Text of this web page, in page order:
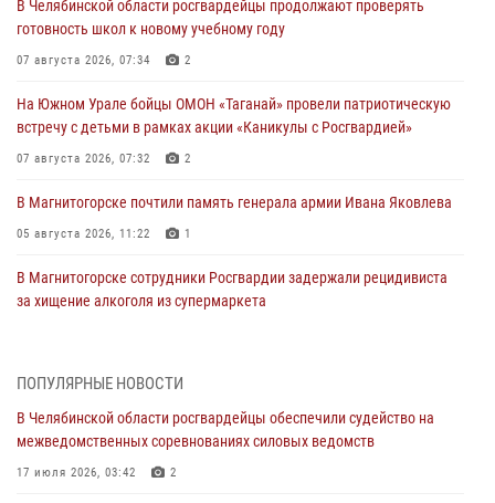
В Челябинской области росгвардейцы продолжают проверять
готовность школ к новому учебному году
07 августа 2026, 07:34 2
На Южном Урале бойцы ОМОН «Таганай» провели патриотическую
встречу с детьми в рамках акции «Каникулы с Росгвардией»
07 августа 2026, 07:32 2
В Магнитогорске почтили память генерала армии Ивана Яковлева
05 августа 2026, 11:22 1
В Магнитогорске сотрудники Росгвардии задержали рецидивиста
за хищение алкоголя из супермаркета
На Южном Урале спецназ Росгвардии провел военно-полевые
Росгвардейцы задержали трёх магазинных воров в Челябинске
ПОПУЛЯРНЫЕ НОВОСТИ
В Челябинской области росгвардейцы обеспечили судейство на
межведомственных соревнованиях силовых ведомств
17 июля 2026, 03:42 2